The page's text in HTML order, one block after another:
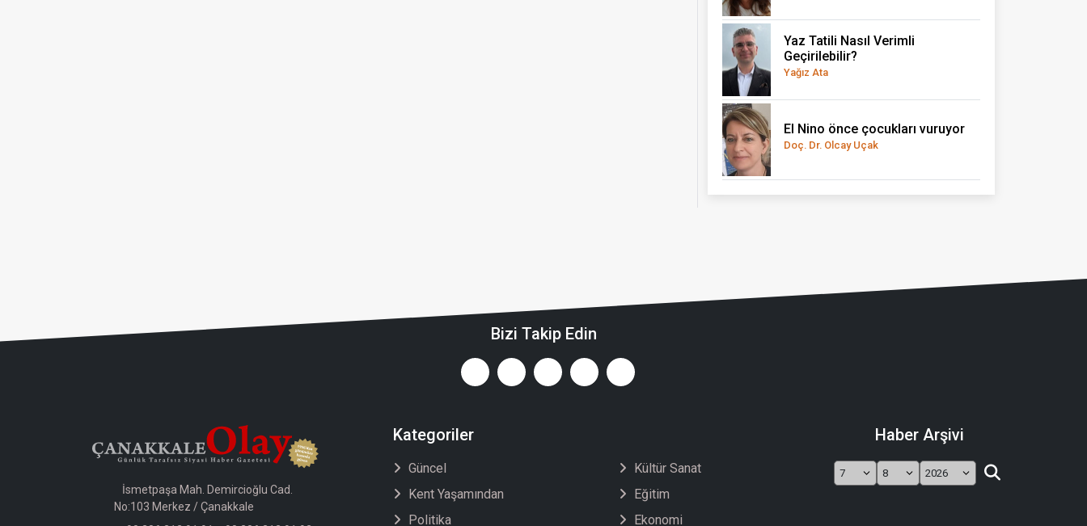
Yaz Tatili Nasıl Verimli
Geçirilebilir?
Yağız Ata
El Nino önce çocukları vuruyor
Doç. Dr. Olcay Uçak
Bizi Takip Edin
İsmetpaşa Mah. Demircioğlu Cad.
No:103 Merkez / Çanakkale
Kategoriler
Güncel
Kent Yaşamından
Politika
Kültür Sanat
Eğitim
Ekonomi
Haber Arşivi